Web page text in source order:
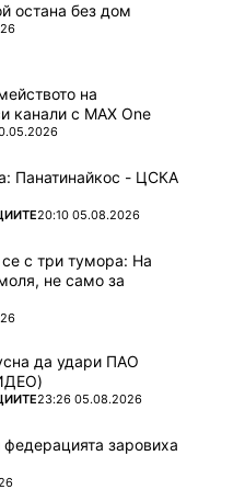
остана без дом
на
канали с MAX One
Панатинайкос - ЦСКА
20:10 05.08.2026
с три тумора: На
не само за
да удари ПАО
23:26 05.08.2026
заровиха